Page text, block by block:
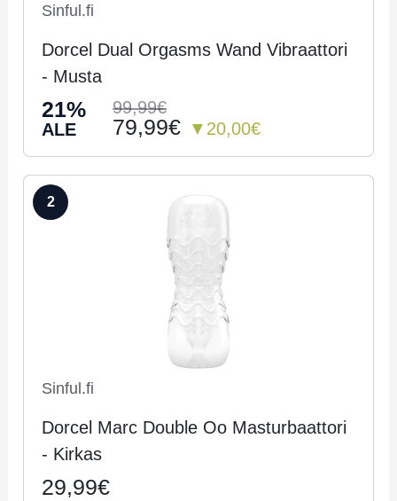
Sinful.fi
Dorcel Dual Orgasms Wand Vibraattori
- Musta
21%
ALE
99,99€
79,99€ ▼20,00€
2
Sinful.fi
Dorcel Marc Double Oo Masturbaattori
- Kirkas
29,99€